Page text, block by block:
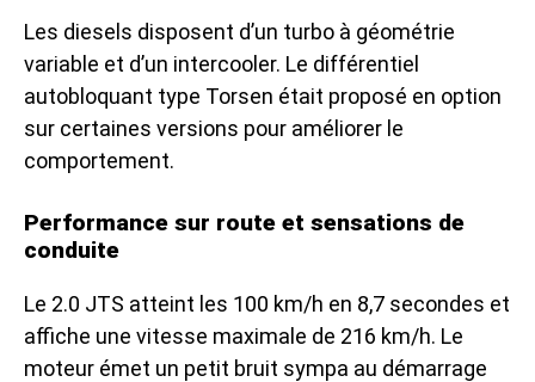
Les diesels disposent d’un turbo à géométrie
variable et d’un intercooler. Le différentiel
autobloquant type Torsen était proposé en option
sur certaines versions pour améliorer le
comportement.
Performance sur route et sensations de
conduite
Le 2.0 JTS atteint les 100 km/h en 8,7 secondes et
affiche une vitesse maximale de 216 km/h. Le
moteur émet un petit bruit sympa au démarrage